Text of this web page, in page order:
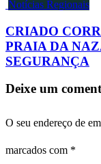
Notícias Regionais
CRIADO
PRAIA DA
SEGURANÇA
Deixe um
O seu endereço de
marcados com *